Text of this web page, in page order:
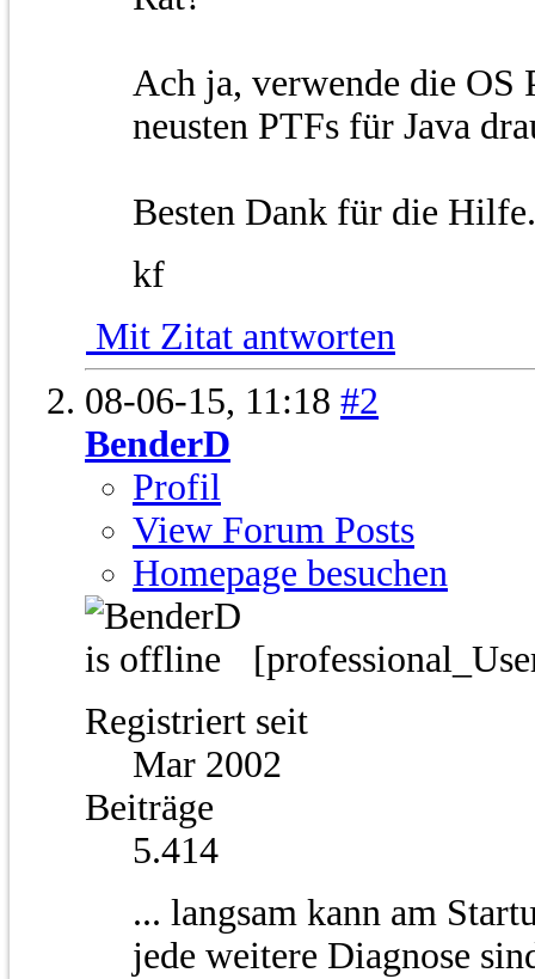
Ach ja, verwende die OS
neusten PTFs für Java
Besten Dank für die Hilfe.
kf
Mit Zitat antworten
08-06-15, 11:18 #2
BenderD
Profil
View Forum Posts
Homepage besuchen
Registriert seit
Mar 2002
Beiträge
5.414
... langsam kann am
jede weitere Diagnose